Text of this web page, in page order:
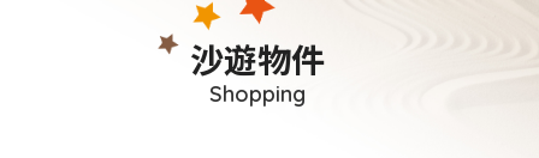
沙遊物件
Shopping